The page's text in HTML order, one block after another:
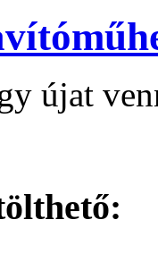
újat